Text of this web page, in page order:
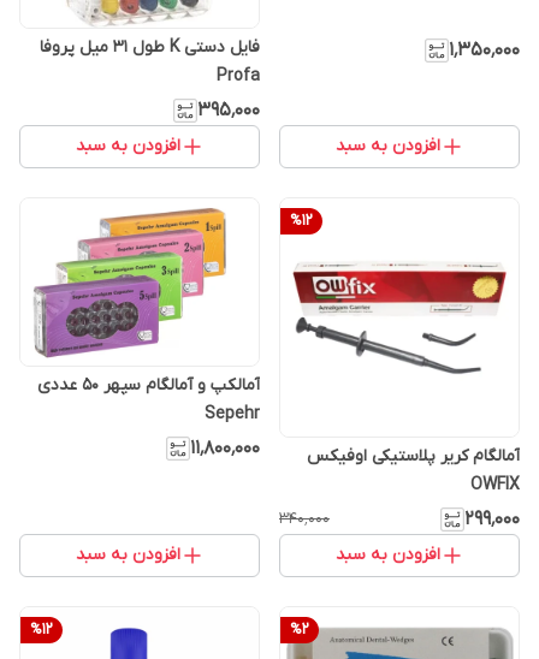
۱٬۳۵۰٬۰۰۰
افزودن به سبد
فایل دستی K طول 31 میل پروفا
Profa
۳۹۵٬۰۰۰
افزودن به سبد
%12
آمالگام کریر پلاستیکی اوفیکس
OWFIX
۲۹۹٬۰۰۰ ۳۴۰٬۰۰۰
افزودن به سبد
آمالکپ و آمالگام سپهر 50 عددی
Sepehr
۱۱٬۸۰۰٬۰۰۰
افزودن به سبد
%2
%12